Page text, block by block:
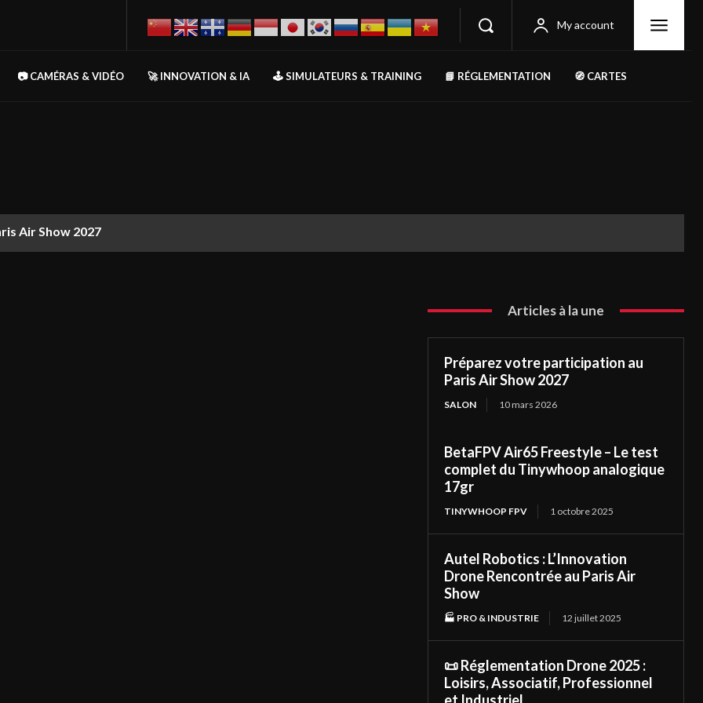
My account
📷 CAMÉRAS & VIDÉO 🚀 INNOVATION & IA 🕹️ SIMULATEURS & TRAINING 📘 RÉGLEMENTATION 🧭 CARTES
Air Show 2027
Articles à la une
Préparez votre participation au
Paris Air Show 2027
SALON 10 mars 2026
BetaFPV Air65 Freestyle – Le test
complet du Tinywhoop analogique
17gr
TINYWHOOP FPV 1 octobre 2025
Autel Robotics : L’Innovation
Drone Rencontrée au Paris Air
Show
🏭 PRO & INDUSTRIE 12 juillet 2025
📜 Réglementation Drone 2025 :
Loisirs, Associatif, Professionnel